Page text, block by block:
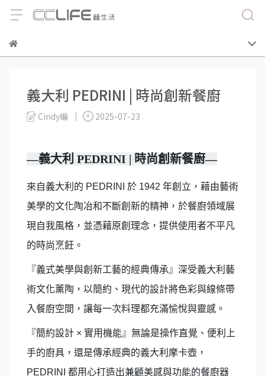
義大利 PEDRINI | 時尚創新餐廚
Cindy編 2025-07-23
—義大利 PEDRINI | 時尚創新餐廚—
來自義大利的 PEDRINI 於 1942 年創立，藉由藝術
美學的文化陶冶和不斷創新的精神，於餐廚領域展
現自我風格，並憑藉原創理念，提供使用者不平凡
的時尚烹飪。
『義式美學與創新工藝的經典傳承』深受義大利藝
術文化薰陶，以簡約、現代的設計將色彩與線條帶
入餐廚空間，讓每一次料理都充滿愉悅與靈感。
『簡約設計 × 實用機能』無論是操作直覺、便利上
手的廚具，還是傳承經典的義大利摩卡壺，
PEDRINI 都用心打造出兼顧美感與功能的餐廚器